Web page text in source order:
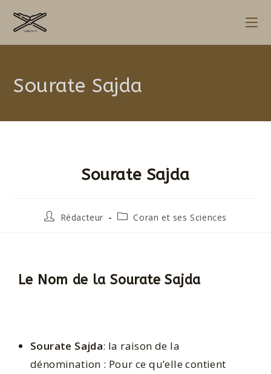
Sourate Sajda
Sourate Sajda
Rédacteur Coran et ses Sciences
Le Nom de la Sourate Sajda
Sourate Sajda: la raison de la
dénomination : Pour ce qu’elle contient